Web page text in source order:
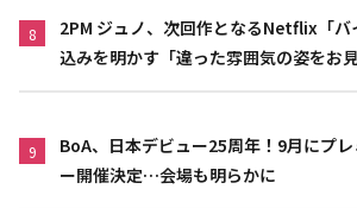
8
2PM ジュノ、次回作となるNetflix「バ
込みを明かす「違った雰囲気の姿をお
9
BoA、日本デビュー25周年！9月にプ
ー開催決定…会場も明らかに